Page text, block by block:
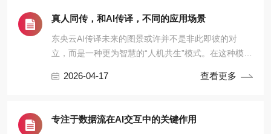
真人同传，和AI传译，不同的应用场景
东央云AI传译未来的图景或许并不是非此即彼的对
立，而是一种更为智慧的“人机共生”模式。在这种模式
译员的超级助手。
2026-04-17 查看更多
专注于数据流在AI交互中的关键作用